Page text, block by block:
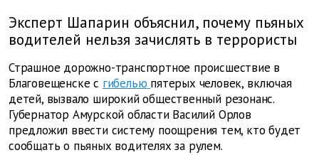
Эксперт Шапарин объяснил, почему пьяных
водителей нельзя зачислять в террористы
Страшное дорожно-транспортное происшествие в
Благовещенске с гибелью пятерых человек, включая
детей, вызвало широкий общественный резонанс.
Губернатор Амурской области Василий Орлов
предложил ввести систему поощрения тем, кто будет
сообщать о пьяных водителях за рулем.